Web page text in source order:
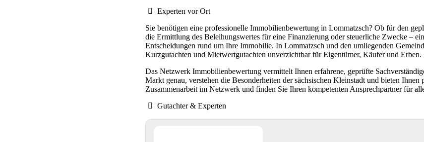
Experten vor Ort
Sie benötigen eine professionelle Immobilienbewertung in Lommatzsch? Ob für den
die Ermittlung des Beleihungswertes für eine Finanzierung oder steuerliche Zwecke –
Entscheidungen rund um Ihre Immobilie. In Lommatzsch und den umliegenden
Kurzgutachten und Mietwertgutachten unverzichtbar für Eigentümer, Käufer und Erben.
Das Netzwerk Immobilienbewertung vermittelt Ihnen erfahrene, geprüfte
Markt genau, verstehen die Besonderheiten der sächsischen Kleinstadt und bieten
Zusammenarbeit im Netzwerk und finden Sie Ihren kompetenten Ansprechpartner für
Gutachter & Experten